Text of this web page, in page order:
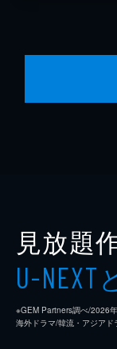
見放題
U-NEXT
※GEM Partners調べ/2026
海外ドラマ/韓流・アジアド